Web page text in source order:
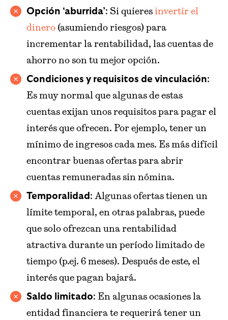
Opción ‘aburrida’: Si quieresinvertir el
dinero (asumiendo riesgos) para
incrementar la rentabilidad, las cuentas de
ahorro no son tu mejor opción.
Condiciones y requisitos de vinculación:
Es muy normal que algunas de estas
cuentas exijan unos requisitos para pagar el
interés que ofrecen. Por ejemplo, tener un
mínimo de ingresos cada mes. Es más difícil
encontrar buenas ofertas para abrir
cuentas remuneradas sin nómina.
Temporalidad : Algunas ofertas tienen un
límite temporal, en otras palabras, puede
que solo ofrezcan una rentabilidad
atractiva durante un período limitado de
tiempo (p.ej. 6 meses). Después de este, el
interés que pagan bajará.
Saldo limitado: En algunas ocasiones la
entidad financiera te requerirá tener un